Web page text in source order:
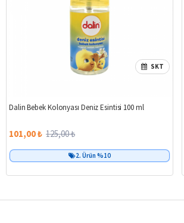
SKT
Dalin Bebek Kolonyası Deniz Esintisi 100 ml
101,00 ₺ 125,00 ₺
2. Ürün %10